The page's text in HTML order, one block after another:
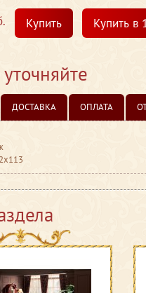
Купить Купить в
ДОСТАВКА ОПЛАТА